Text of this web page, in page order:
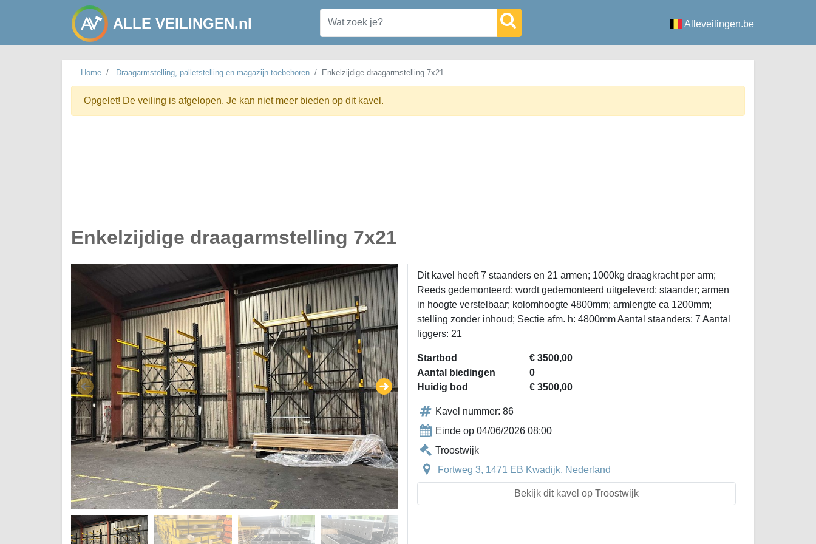
ALLE VEILINGEN.nl Alleveilingen.be
Home Draagarmstelling, palletstelling en magazijn toebehoren Enkelzijdige draagarmstelling 7x21
Opgelet! De veiling is afgelopen. Je kan niet meer bieden op dit kavel.
Enkelzijdige draagarmstelling 7x21
Dit kavel heeft 7 staanders en 21 armen; 1000kg draagkracht per arm;
Reeds gedemonteerd; wordt gedemonteerd uitgeleverd; staander; armen
in hoogte verstelbaar; kolomhoogte 4800mm; armlengte ca 1200mm;
stelling zonder inhoud; Sectie afm. h: 4800mm Aantal staanders: 7 Aantal
liggers: 21
Startbod
€ 3500,00
Aantal biedingen
0
Huidig bod
€ 3500,00
Kavel nummer: 86
Einde op 04/06/2026 08:00
Troostwijk
Fortweg 3, 1471 EB Kwadijk, Nederland
Bekijk dit kavel op Troostwijk